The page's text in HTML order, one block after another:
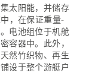
太阳能，并储存
，在保证重量-
电池组位于机舱
容器中。此外，
然竹织物、再生
设于整个游艇户